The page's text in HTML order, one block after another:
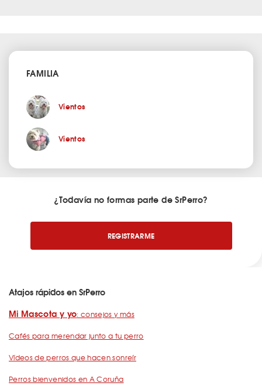
FAMILIA
Vientos
Vientos
¿Todavía no formas parte de SrPerro?
REGISTRARME
Atajos rápidos en SrPerro
Mi Mascota y yo: consejos y más
Cafés para merendar junto a tu perro
Vídeos de perros que hacen sonreír
Perros bienvenidos en A Coruña